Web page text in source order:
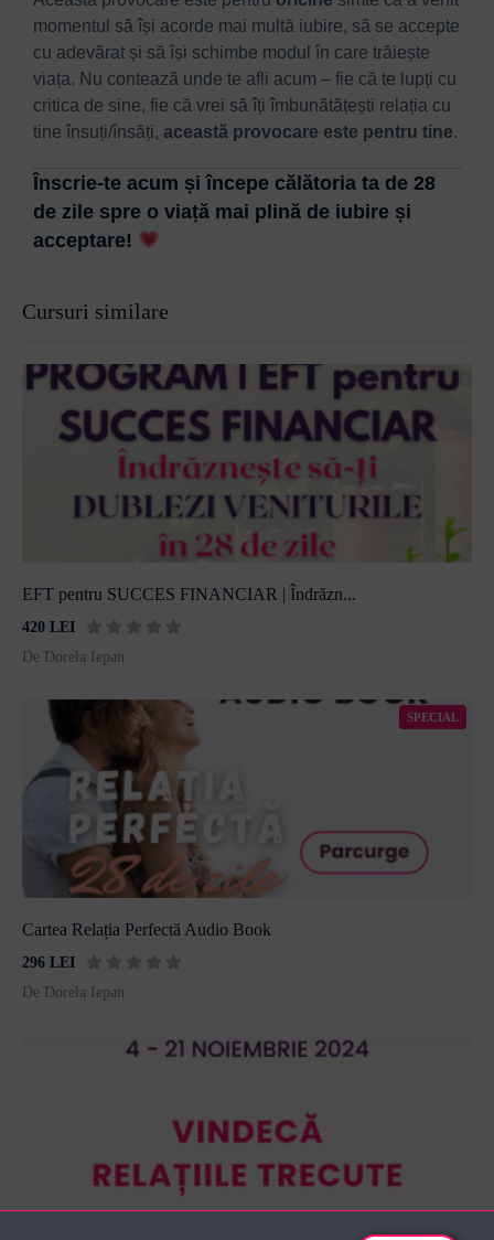
momentul să își acorde mai multă iubire, să se accepte
cu adevărat și să își schimbe modul în care trăiește
viața. Nu contează unde te afli acum – fie că te lupți cu
critica de sine, fie că vrei să îți îmbunătățești relația cu
tine însuți/însăți, această provocare este pentru tine.
Înscrie-te acum și începe călătoria ta de 28
de zile spre o viață mai plină de iubire și
acceptare!
Cursuri similare
EFT pentru SUCCES FINANCIAR | Îndrăzn...
420 LEI
De Dorela Iepan
SPECIAL
Cartea Relația Perfectă Audio Book
296 LEI
De Dorela Iepan